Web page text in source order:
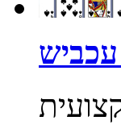
עכביש